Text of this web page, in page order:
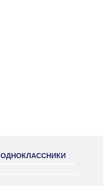
ОДНОКЛАССНИКИ